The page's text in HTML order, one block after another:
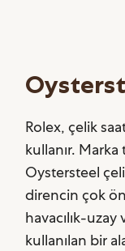
Rolex, çelik
kullanır.
Oystersteel
direncin çok
havacılık-
kullanılan bir